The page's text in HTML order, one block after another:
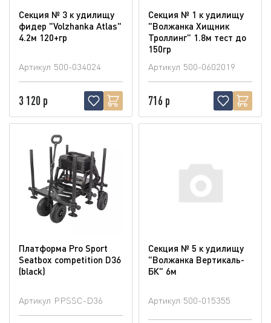
Секция № 3 к удилищу
фидер "Volzhanka Atlas"
4.2м 120+гр
Артикул 500-034024
3 120 р
Секция № 1 к удилищу
"Волжанка Хищник
Троллинг" 1.8м тест до
150гр
Артикул 500-0602019
716 р
Платформа Pro Sport
Seatbox competition D36
(blaсk)
Артикул PPSSC-D36
Секция № 5 к удилищу
"Волжанка Вертикаль-
БК" 6м
Артикул 500-015355